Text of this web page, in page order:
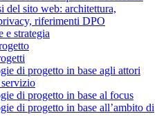
del sito web: architettura,
riferimenti DPO
e strategia
di progetto in base agli attori
di progetto in base al focus
di progetto in base all’ambito di